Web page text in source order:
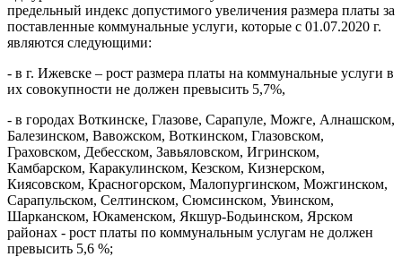
предельный индекс допустимого увеличения размера платы за
поставленные коммунальные услуги, которые с 01.07.2020 г.
являются следующими:
- в г. Ижевске – рост размера платы на коммунальные услуги в
их совокупности не должен превысить 5,7%,
- в городах Воткинске, Глазове, Сарапуле, Можге, Алнашском,
Балезинском, Вавожском, Воткинском, Глазовском,
Граховском, Дебесском, Завьяловском, Игринском,
Камбарском, Каракулинском, Кезском, Кизнерском,
Киясовском, Красногорском, Малопургинском, Можгинском,
Сарапульском, Селтинском, Сюмсинском, Увинском,
Шарканском, Юкаменском, Якшур-Бодьинском, Ярском
районах - рост платы по коммунальным услугам не должен
превысить 5,6 %;